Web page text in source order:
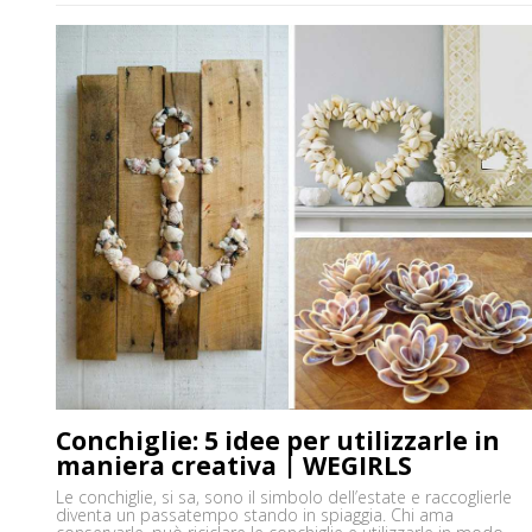
Conchiglie: 5 idee per utilizzarle in
maniera creativa | WEGIRLS
Le conchiglie, si sa, sono il simbolo dell’estate e raccoglierle
diventa un passatempo stando in spiaggia. Chi ama